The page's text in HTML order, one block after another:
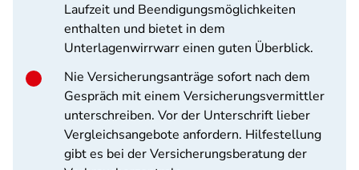
Laufzeit und Beendigungsmöglichkeiten
enthalten und bietet in dem
Unterlagenwirrwarr einen guten Überblick.
Nie Versicherungsanträge sofort nach dem
Gespräch mit einem Versicherungsvermittler
unterschreiben. Vor der Unterschrift lieber
Vergleichsangebote anfordern. Hilfestellung
gibt es bei der Versicherungsberatung der